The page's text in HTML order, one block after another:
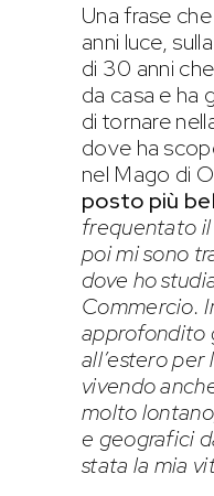
Una frase
anni luce,
di 30 anni
da casa e ha
di tornare
dove ha
nel Mago di
posto più
frequentato
poi mi sono
dove ho
Commercio.
approfondito
all’estero
vivendo
molto
e geografici
stata la mia